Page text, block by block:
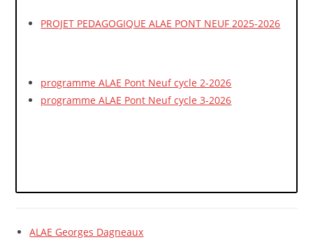
PROJET PEDAGOGIQUE ALAE PONT NEUF 2025-2026
programme ALAE Pont Neuf cycle 2-2026
programme ALAE Pont Neuf cycle 3-2026
ALAE Georges Dagneaux